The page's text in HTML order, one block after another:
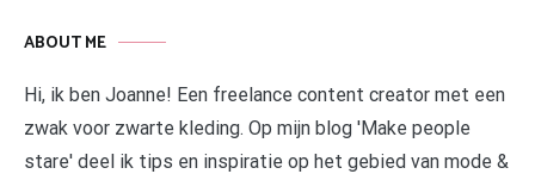
ABOUT ME
Hi, ik ben Joanne! Een freelance content creator met een
zwak voor zwarte kleding. Op mijn blog 'Make people
stare' deel ik tips en inspiratie op het gebied van mode &